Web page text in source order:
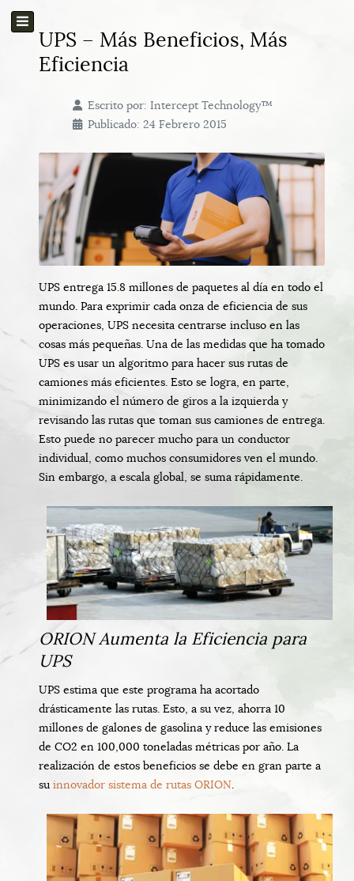
UPS – Más Beneficios, Más
Eficiencia
Escrito por: Intercept Technology™
Publicado: 24 Febrero 2015
UPS entrega 15.8 millones de paquetes al día en todo el
mundo. Para exprimir cada onza de eficiencia de sus
operaciones, UPS necesita centrarse incluso en las
cosas más pequeñas. Una de las medidas que ha tomado
UPS es usar un algoritmo para hacer sus rutas de
camiones más eficientes. Esto se logra, en parte,
minimizando el número de giros a la izquierda y
revisando las rutas que toman sus camiones de entrega.
Esto puede no parecer mucho para un conductor
individual, como muchos consumidores ven el mundo.
Sin embargo, a escala global, se suma rápidamente.
ORION Aumenta la Eficiencia para
UPS
UPS estima que este programa ha acortado
drásticamente las rutas. Esto, a su vez, ahorra 10
millones de galones de gasolina y reduce las emisiones
de CO2 en 100,000 toneladas métricas por año. La
realización de estos beneficios se debe en gran parte a
su innovador sistema de rutas ORION.